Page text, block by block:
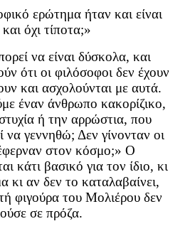
ερώτημα ήταν και είναι
όχι τίποτα;»
να είναι δύσκολα, και
ότι οι φιλόσοφοι δεν έχουν
και ασχολούνται με αυτά.
έναν άνθρωπο κακορίζικο,
ή την αρρώστια, που
να γεννηθώ; Δεν γίνονταν οι
στον κόσμο;» Ο
κάτι βασικό για τον ίδιο, κι
κι αν δεν το καταλαβαίνει,
φιγούρα του Μολιέρου δεν
σε πρόζα.